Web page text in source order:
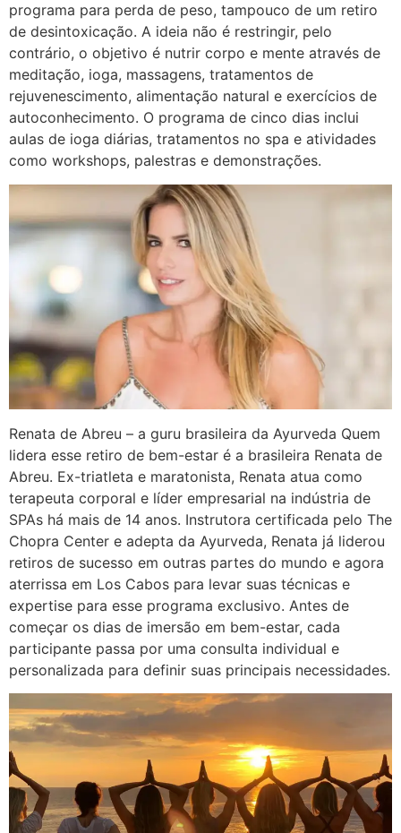
programa para perda de peso, tampouco de um retiro
de desintoxicação. A ideia não é restringir, pelo
contrário, o objetivo é nutrir corpo e mente através de
meditação, ioga, massagens, tratamentos de
rejuvenescimento, alimentação natural e exercícios de
autoconhecimento. O programa de cinco dias inclui
aulas de ioga diárias, tratamentos no spa e atividades
como workshops, palestras e demonstrações.
Renata de Abreu – a guru brasileira da Ayurveda Quem
lidera esse retiro de bem-estar é a brasileira Renata de
Abreu. Ex-triatleta e maratonista, Renata atua como
terapeuta corporal e líder empresarial na indústria de
SPAs há mais de 14 anos. Instrutora certificada pelo The
Chopra Center e adepta da Ayurveda, Renata já liderou
retiros de sucesso em outras partes do mundo e agora
aterrissa em Los Cabos para levar suas técnicas e
expertise para esse programa exclusivo. Antes de
começar os dias de imersão em bem-estar, cada
participante passa por uma consulta individual e
personalizada para definir suas principais necessidades.